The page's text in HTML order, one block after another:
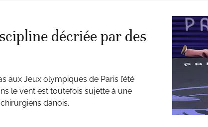
décriée par des
aux Jeux olympiques de Paris l’été
le vent est toutefois sujette à une
danois.